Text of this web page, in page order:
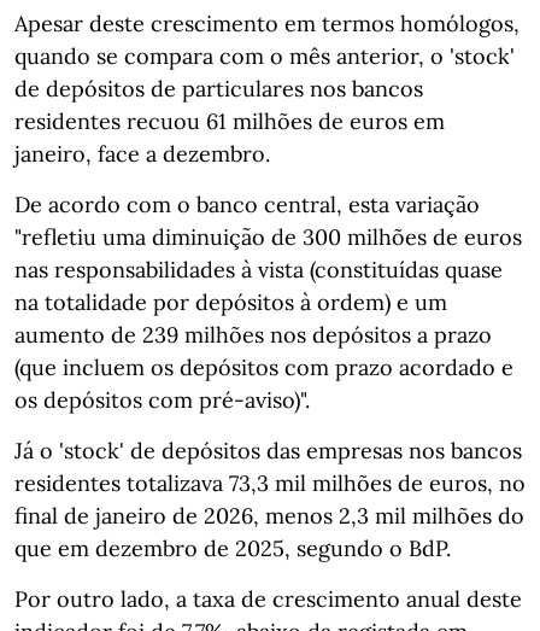
Apesar deste crescimento em termos homólogos,
quando se compara com o mês anterior, o 'stock'
de depósitos de particulares nos bancos
residentes recuou 61 milhões de euros em
janeiro, face a dezembro.
De acordo com o banco central, esta variação
"refletiu uma diminuição de 300 milhões de euros
nas responsabilidades à vista (constituídas quase
na totalidade por depósitos à ordem) e um
aumento de 239 milhões nos depósitos a prazo
(que incluem os depósitos com prazo acordado e
os depósitos com pré-aviso)".
Já o 'stock' de depósitos das empresas nos bancos
residentes totalizava 73,3 mil milhões de euros, no
final de janeiro de 2026, menos 2,3 mil milhões do
que em dezembro de 2025, segundo o BdP.
Por outro lado, a taxa de crescimento anual deste